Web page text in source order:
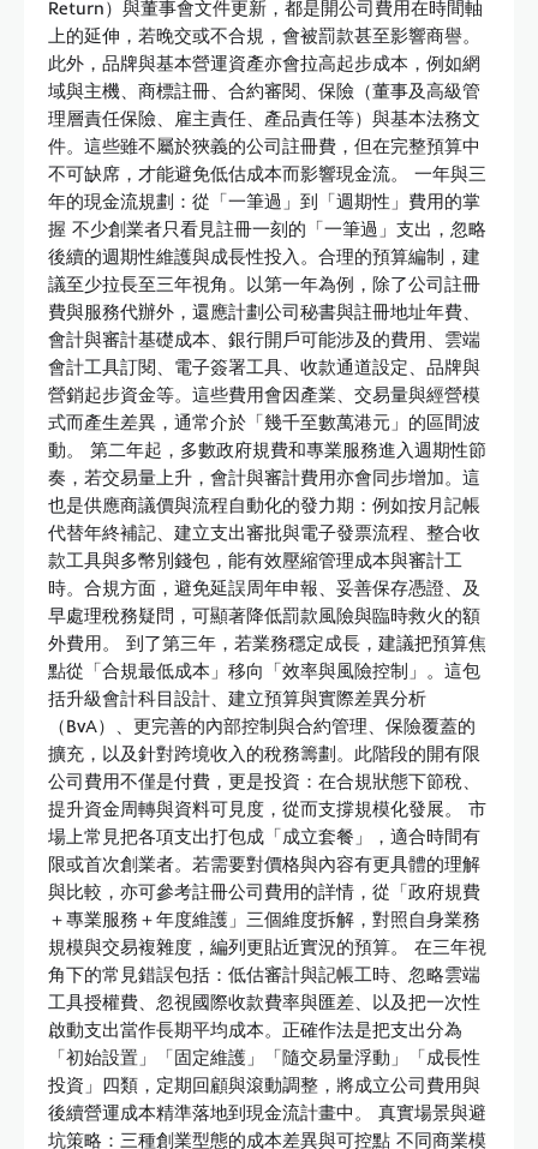
Return）與董事會文件更新，都是開公司費用在時間軸
上的延伸，若晚交或不合規，會被罰款甚至影響商譽。
此外，品牌與基本營運資產亦會拉高起步成本，例如網
域與主機、商標註冊、合約審閱、保險（董事及高級管
理層責任保險、雇主責任、產品責任等）與基本法務文
件。這些雖不屬於狹義的公司註冊費，但在完整預算中
不可缺席，才能避免低估成本而影響現金流。 一年與三
年的現金流規劃：從「一筆過」到「週期性」費用的掌
握 不少創業者只看見註冊一刻的「一筆過」支出，忽略
後續的週期性維護與成長性投入。合理的預算編制，建
議至少拉長至三年視角。以第一年為例，除了公司註冊
費與服務代辦外，還應計劃公司秘書與註冊地址年費、
會計與審計基礎成本、銀行開戶可能涉及的費用、雲端
會計工具訂閱、電子簽署工具、收款通道設定、品牌與
營銷起步資金等。這些費用會因產業、交易量與經營模
式而產生差異，通常介於「幾千至數萬港元」的區間波
動。 第二年起，多數政府規費和專業服務進入週期性節
奏，若交易量上升，會計與審計費用亦會同步增加。這
也是供應商議價與流程自動化的發力期：例如按月記帳
代替年終補記、建立支出審批與電子發票流程、整合收
款工具與多幣別錢包，能有效壓縮管理成本與審計工
時。合規方面，避免延誤周年申報、妥善保存憑證、及
早處理稅務疑問，可顯著降低罰款風險與臨時救火的額
外費用。 到了第三年，若業務穩定成長，建議把預算焦
點從「合規最低成本」移向「效率與風險控制」。這包
括升級會計科目設計、建立預算與實際差異分析
（BvA）、更完善的內部控制與合約管理、保險覆蓋的
擴充，以及針對跨境收入的稅務籌劃。此階段的開有限
公司費用不僅是付費，更是投資：在合規狀態下節稅、
提升資金周轉與資料可見度，從而支撐規模化發展。 市
場上常見把各項支出打包成「成立套餐」，適合時間有
限或首次創業者。若需要對價格與內容有更具體的理解
與比較，亦可參考註冊公司費用的詳情，從「政府規費
＋專業服務＋年度維護」三個維度拆解，對照自身業務
規模與交易複雜度，編列更貼近實況的預算。 在三年視
角下的常見錯誤包括：低估審計與記帳工時、忽略雲端
工具授權費、忽視國際收款費率與匯差、以及把一次性
啟動支出當作長期平均成本。正確作法是把支出分為
「初始設置」「固定維護」「隨交易量浮動」「成長性
投資」四類，定期回顧與滾動調整，將成立公司費用與
後續營運成本精準落地到現金流計畫中。 真實場景與避
坑策略：三種創業型態的成本差異與可控點 不同商業模